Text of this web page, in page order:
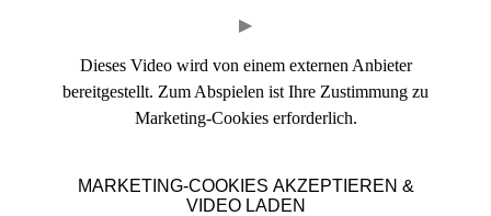
▶
Dieses Video wird von einem externen Anbieter
bereitgestellt. Zum Abspielen ist Ihre Zustimmung zu
Marketing-Cookies erforderlich.
MARKETING-COOKIES AKZEPTIEREN &
VIDEO LADEN